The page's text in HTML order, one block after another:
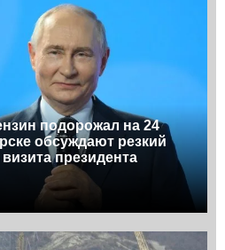
подорожал на 24
обсуждают резкий
президента